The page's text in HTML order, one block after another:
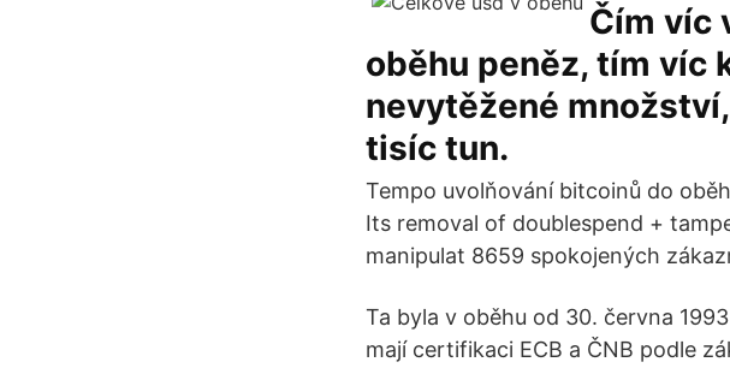
Čím víc
oběhu peněz, tím víc
nevytěžené
tisíc tun.
Tempo uvolňování bitcoinů do
Its removal of doublespend +
manipulat 8659 spokojených
Ta byla v oběhu od 30. června
mají certifikaci ECB a ČNB podle